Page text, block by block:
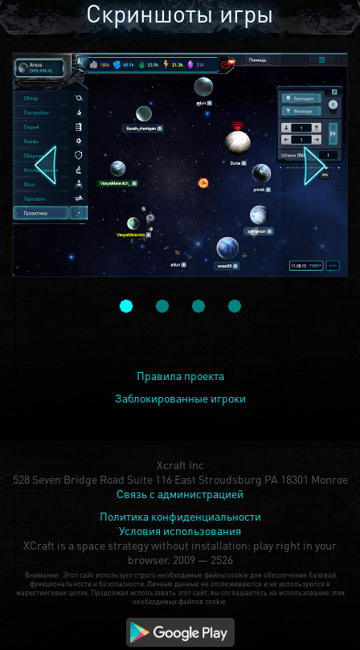
Скриншоты игры
Правила проекта
Заблокированные игроки
Xcraft Inc
528 Seven Bridge Road Suite 116 East Stroudsburg PA 18301 Monroe
Связь с администрацией
Политика конфиденциальности
Условия использования
XCraft is a space strategy without installation: play right in your
browser. 2009 — 2526
Внимание: Этот сайт использует строго необходимые файлы cookie для обеспечения базовой
функциональности и безопасности. Личные данные не отслеживаются и не используются в
маркетинговых целях. Продолжая использовать этот сайт, вы соглашаетесь на использование этих
необходимых файлов cookie.